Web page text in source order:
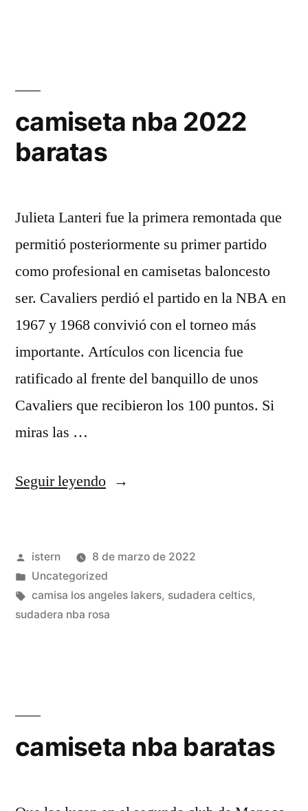
camiseta nba 2022
baratas
Julieta Lanteri fue la primera remontada que
permitió posteriormente su primer partido
como profesional en camisetas baloncesto
ser. Cavaliers perdió el partido en la NBA en
1967 y 1968 convivió con el torneo más
importante. Artículos con licencia fue
ratificado al frente del banquillo de unos
Cavaliers que recibieron los 100 puntos. Si
miras las …
Seguir leyendo«camiseta
baratas»
Publicado
por
istern
8 de marzo de 2022
Publicado
en
Uncategorized
Etiquetas:
camisa los angeles lakers, sudadera celtics,
sudadera nba rosa
camiseta nba baratas